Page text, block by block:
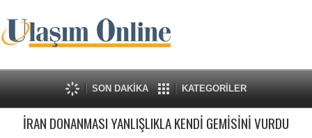
SON DAKİKA KATEGORİLER
İRAN DONANMASI YANLIŞLIKLA KENDİ GEMİSİNİ VURDU